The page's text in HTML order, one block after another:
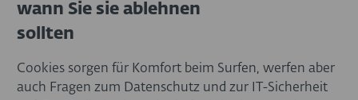
wann Sie sie ablehnen
sollten
Cookies sorgen für Komfort beim Surfen, werfen aber
auch Fragen zum Datenschutz und zur IT-Sicherheit